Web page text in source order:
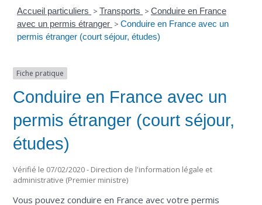
Accueil particuliers > Transports > Conduire en France
avec un permis étranger > Conduire en France avec un
permis étranger (court séjour, études)
Fiche pratique
Conduire en France avec un
permis étranger (court séjour,
études)
Vérifié le 07/02/2020 - Direction de l'information légale et
administrative (Premier ministre)
Vous pouvez conduire en France avec votre permis